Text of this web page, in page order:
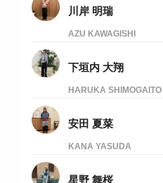
川岸 明瑞
AZU KAWAGISHI
下垣内 大翔
HARUKA SHIMOGAITO
安田 夏菜
KANA YASUDA
星野 舞桜